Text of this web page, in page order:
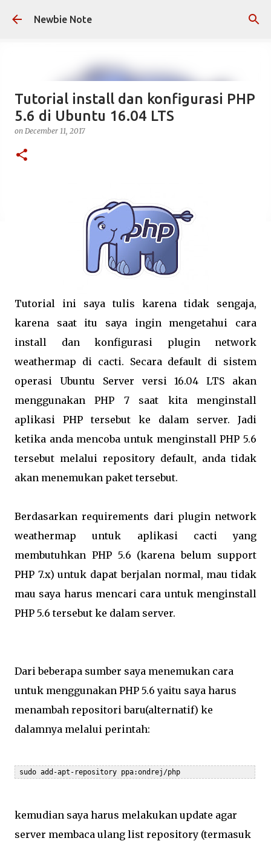
Skip to main content
Newbie Note
Tutorial install dan konfigurasi PHP
5.6 di Ubuntu 16.04 LTS
on December 11, 2017
Tutorial ini saya tulis karena tidak sengaja,
karena saat itu saya ingin mengetahui cara
install dan konfigurasi plugin network
weathermap di cacti. Secara default di sistem
operasi Ubuntu Server versi 16.04 LTS akan
menggunakan PHP 7 saat kita menginstall
aplikasi PHP tersebut ke dalam server. Jadi
ketika anda mencoba untuk menginstall PHP 5.6
tersebut melalui repository default, anda tidak
akan menemukan paket tersebut.
Berdasarkan requirements dari plugin network
weathermap untuk aplikasi cacti yang
membutuhkan PHP 5.6 (karena belum support
PHP 7.x) untuk dapat berjalan normal, mau tidak
mau saya harus mencari cara untuk menginstall
PHP 5.6 tersebut ke dalam server.
Dari beberapa sumber saya menemukan cara
untuk menggunakan PHP 5.6 yaitu saya harus
menambah repositori baru(alternatif) ke
dalamnya melalui perintah:
sudo add-apt-repository ppa:ondrej/php
kemudian saya harus melakukan update agar
server membaca ulang list repository (termasuk